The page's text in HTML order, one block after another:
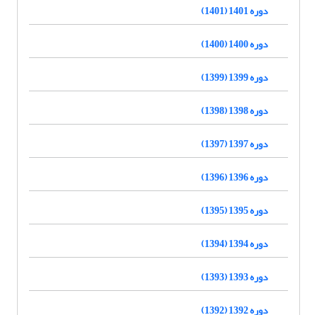
دوره 1401 (1401)
دوره 1400 (1400)
دوره 1399 (1399)
دوره 1398 (1398)
دوره 1397 (1397)
دوره 1396 (1396)
دوره 1395 (1395)
دوره 1394 (1394)
دوره 1393 (1393)
دوره 1392 (1392)